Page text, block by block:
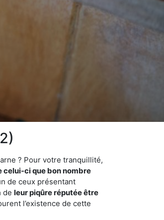
? Pour votre tranquillité,
celui-ci que bon nombre
de ceux présentant
de leur piqûre réputée être
l’existence de cette